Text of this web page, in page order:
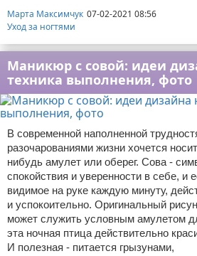
Марта Максимчук 07-02-2021 08:56
Уход за ногтями
Маникюр с совой: идеи
техника выполнения, фото
В современной наполненной
разочарованиями жизни хочется
нибудь амулет или оберег. Сова -
спокойствия и уверенности в себе, и
видимое на руке каждую минуту,
и успокоительно. Оригинальный
может служить условным амулетом
эта ночная птица действительно
И полезная - питается грызунами,